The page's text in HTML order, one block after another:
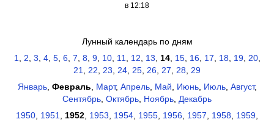
в 12:18
Лунный календарь по дням
1, 2, 3, 4, 5, 6, 7, 8, 9, 10, 11, 12, 13, 14, 15, 16, 17, 18, 19, 20,
21, 22, 23, 24, 25, 26, 27, 28, 29
Январь, Февраль Март, Апрель, Май Июнь, Июль, Август,
Сентябрь Октябрь Ноябрь Декабрь
1950 1951 1952 1953 1954 1955 1956 1957 1958 1959